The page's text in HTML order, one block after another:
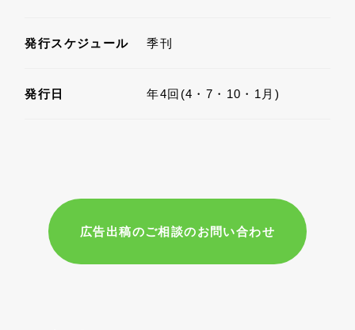
発行スケジュール 季刊
発行日 年4回(4・7・10・1月)
広告出稿のご相談のお問い合わせ